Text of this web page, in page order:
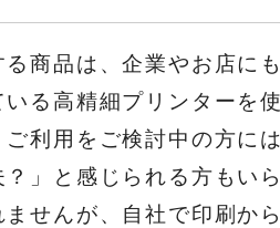
商品は、企業やお店に
る高精細プリンターを
ご利用をご検討中の方に
？」と感じられる方もい
ませんが、自社で印刷か